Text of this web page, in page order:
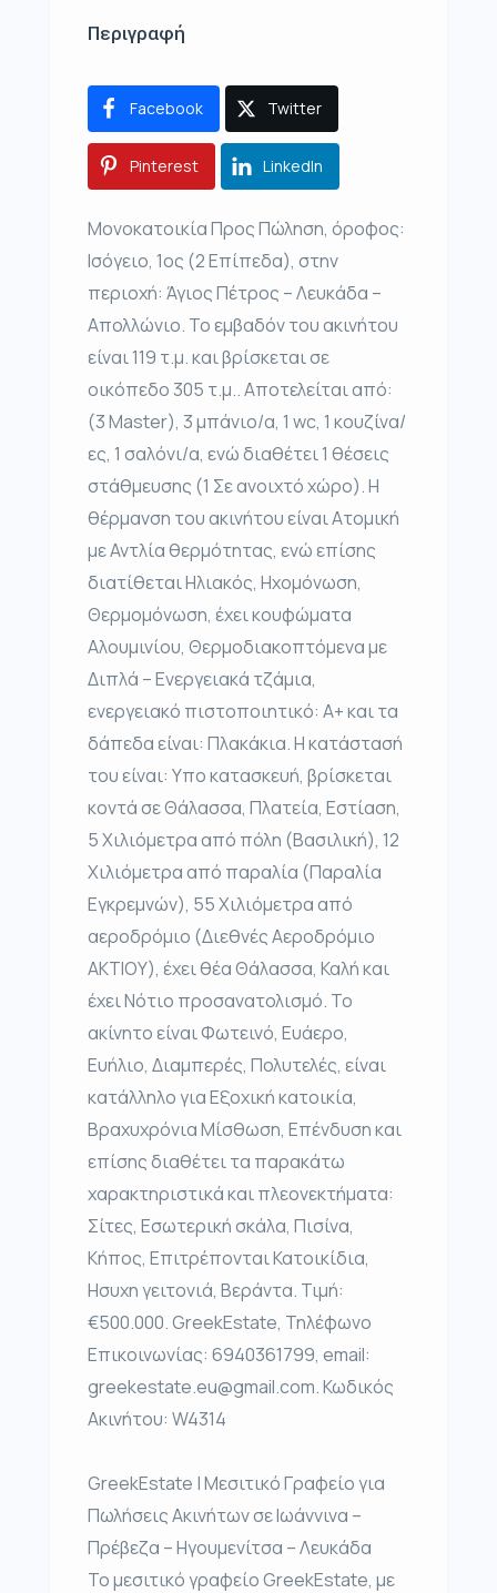
Περιγραφή
Facebook Twitter
Pinterest LinkedIn
Μονοκατοικία Προς Πώληση, όροφος:
Ισόγειο, 1ος (2 Επίπεδα), στην
περιοχή: Άγιος Πέτρος – Λευκάδα –
Απολλώνιο. Το εμβαδόν του ακινήτου
είναι 119 τ.μ. και βρίσκεται σε
οικόπεδο 305 τ.μ.. Αποτελείται από:
(3 Master), 3 μπάνιο/α, 1 wc, 1 κουζίνα/
ες, 1 σαλόνι/α, ενώ διαθέτει 1 θέσεις
στάθμευσης (1 Σε ανοιχτό χώρο). Η
θέρμανση του ακινήτου είναι Ατομική
με Αντλία θερμότητας, ενώ επίσης
διατίθεται Ηλιακός, Ηχομόνωση,
Θερμομόνωση, έχει κουφώματα
Αλουμινίου, Θερμοδιακοπτόμενα με
Διπλά – Ενεργειακά τζάμια,
ενεργειακό πιστοποιητικό: Α+ και τα
δάπεδα είναι: Πλακάκια. Η κατάστασή
του είναι: Υπο κατασκευή, βρίσκεται
κοντά σε Θάλασσα, Πλατεία, Εστίαση,
5 Χιλιόμετρα από πόλη (Βασιλική), 12
Χιλιόμετρα από παραλία (Παραλία
Εγκρεμνών), 55 Χιλιόμετρα από
αεροδρόμιο (Διεθνές Αεροδρόμιο
ΑΚΤΙΟΥ), έχει θέα Θάλασσα, Καλή και
έχει Νότιο προσανατολισμό. Το
ακίνητο είναι Φωτεινό, Ευάερο,
Ευήλιο, Διαμπερές, Πολυτελές, είναι
κατάλληλο για Εξοχική κατοικία,
Βραχυχρόνια Μίσθωση, Επένδυση και
επίσης διαθέτει τα παρακάτω
χαρακτηριστικά και πλεονεκτήματα:
Σίτες, Εσωτερική σκάλα, Πισίνα,
Κήπος, Επιτρέπονται Κατοικίδια,
Ησυχη γειτονιά, Βεράντα. Τιμή:
€500.000. GreekEstate, Τηλέφωνο
Επικοινωνίας: 6940361799, email:
greekestate.eu@gmail.com. Κωδικός
Ακινήτου: W4314
GreekEstate | Μεσιτικό Γραφείο για
Πωλήσεις Ακινήτων σε Ιωάννινα –
Πρέβεζα – Ηγουμενίτσα – Λευκάδα
Το μεσιτικό γραφείο GreekEstate, με